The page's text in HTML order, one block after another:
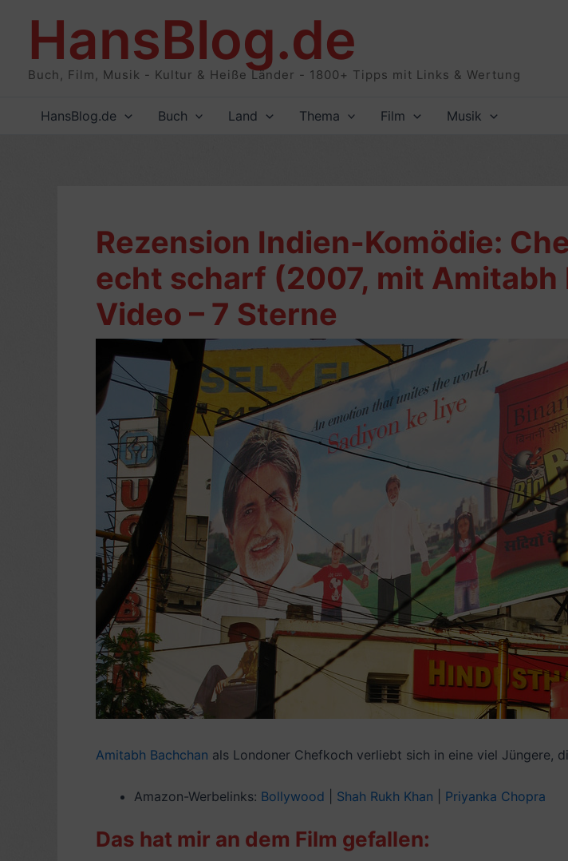
HansBlog.de
Buch, Film, Musik - Kultur & Heiße Länder - 1800+ Tipps mit Links & Wertung
HansBlog.de Buch Land Thema Film Musik
Rezension Indien-Komödie:
echt scharf (2007, mit Amitabh
Video – 7 Sterne
Amitabh Bachchan als Londoner Chefkoch verliebt sich in eine viel Jüngere,
Amazon-Werbelinks: Bollywood Shah Rukh Khan Priyanka Chopra
Das hat mir an dem Film gefallen: